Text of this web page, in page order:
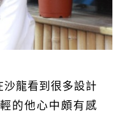
沙龍看到很多設計
的他心中頗有感